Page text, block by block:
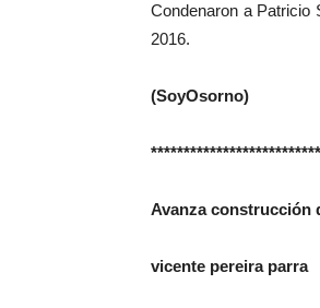
Condenaron a Patricio
2016.
(SoyOsorno)
Avanza construcción
vicente pereira parra